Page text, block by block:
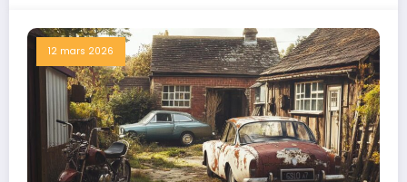
12 mars 2026